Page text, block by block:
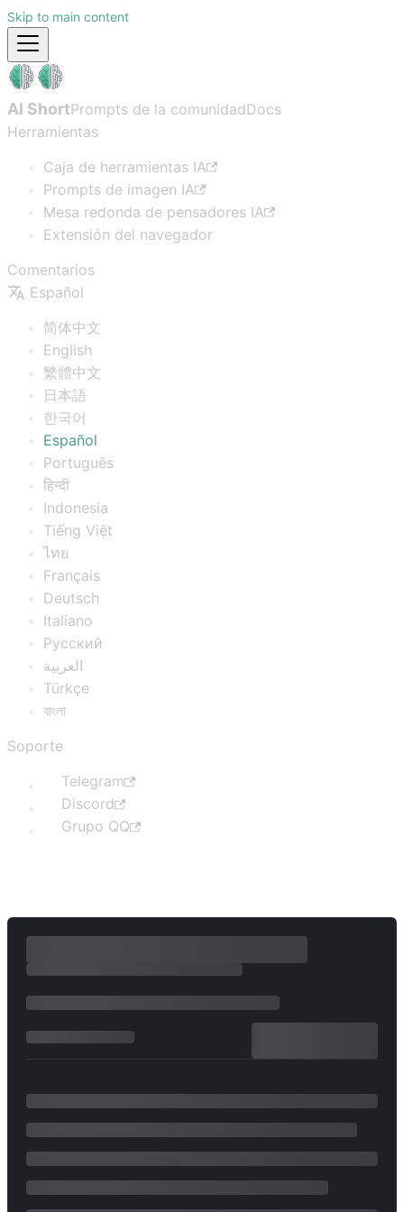
Skip to main content
AI ShortPrompts de la comunidadDocs
Herramientas
Caja de herramientas IA
Prompts de imagen IA
Mesa redonda de pensadores IA
Extensión del navegador
Comentarios
Español
简体中文
English
繁體中文
日本語
한국어
Español
Português
हिन्दी
Indonesia
Tiếng Việt
ไทย
Français
Deutsch
Italiano
Русский
العربية
Türkçe
বাংলা
Soporte
Telegram
Discord
Grupo QQ